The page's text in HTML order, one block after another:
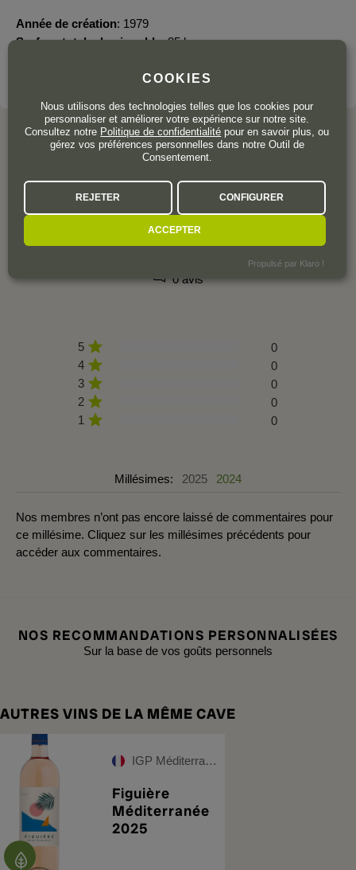
Année de création 1979
Surface totale du vignoble 85 ha.
L'AVIS DE LA COMMUNAUTÉ
0 avis
5
0
4
0
3
0
2
0
1
0
Millésimes: 2025 2024
Nos membres n’ont pas encore laissé de commentaires pour
ce millésime. Cliquez sur les millésimes précédents pour
accéder aux commentaires.
NOS RECOMMANDATIONS PERSONNALISÉES
Sur la base de vos goûts personnels
AUTRES VINS DE LA MÊME CAVE
IGP Méditerranée Rosé
Figuière
Méditerranée
2025
COOKIES
Nous utilisons des technologies telles que los cookies pour
personnaliser et améliorer votre expérience sur notre site.
Consultez notre Politique de confidentialité pour en savoir plus, ou
gérez vos préférences personnelles dans notre Outil de
Consentement.
REJETER CONFIGURER
ACCEPTER
Propulsé par Klaro !